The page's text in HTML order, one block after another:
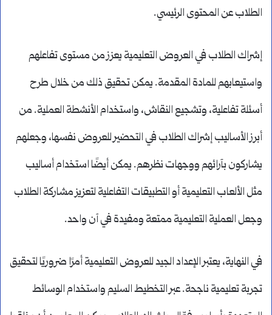
الطلاب عن المحتوى الرئيسي.
إشراك الطلاب في العروض التعليمية يعزز من مستوى تفاعلهم
واستيعابهم للمادة المقدمة. يمكن تحقيق ذلك من خلال طرح
أسئلة تفاعلية، وتشجيع النقاش، واستخدام الأنشطة العملية. من
أبرز الأساليب إشراك الطلاب في التحضير للعروض نفسها، وجعلهم
يشاركون بآرائهم ووجهات نظرهم. يمكن أيضًا استخدام أساليب
مثل الألعاب التعليمية أو التطبيقات التفاعلية لتعزيز مشاركة الطلاب
وجعل العملية التعليمية ممتعة ومفيدة في آن واحد.
في النهاية، يعتبر الإعداد الجيد للعروض التعليمية أمرًا ضروريًا لتحقيق
تجربة تعليمية ناجحة. عبر التخطيط السليم واستخدام الوسائط